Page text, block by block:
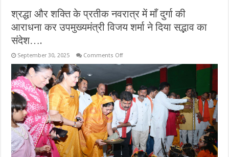
श्रद्धा और शक्ति के प्रतीक नवरात्र में माँ दुर्गा की
आराधना कर उपमुख्यमंत्री विजय शर्मा ने दिया सद्भाव का
संदेश….
September 30, 2025 Comments Offon
शक्ति
के
प्रतीक
नवरात्र
में
माँ
दुर्गा
की
आराधना
कर
उपमुख्यमंत्री
विजय